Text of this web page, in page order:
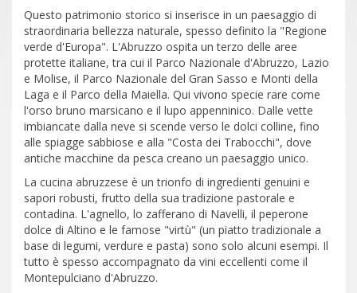
Questo patrimonio storico si inserisce in un paesaggio di
straordinaria bellezza naturale, spesso definito la "Regione
verde d'Europa". L'Abruzzo ospita un terzo delle aree
protette italiane, tra cui il Parco Nazionale d'Abruzzo, Lazio
e Molise, il Parco Nazionale del Gran Sasso e Monti della
Laga e il Parco della Maiella. Qui vivono specie rare come
l'orso bruno marsicano e il lupo appenninico. Dalle vette
imbiancate dalla neve si scende verso le dolci colline, fino
alle spiagge sabbiose e alla "Costa dei Trabocchi", dove
antiche macchine da pesca creano un paesaggio unico.
La cucina abruzzese è un trionfo di ingredienti genuini e
sapori robusti, frutto della sua tradizione pastorale e
contadina. L'agnello, lo zafferano di Navelli, il peperone
dolce di Altino e le famose "virtù" (un piatto tradizionale a
base di legumi, verdure e pasta) sono solo alcuni esempi. Il
tutto è spesso accompagnato da vini eccellenti come il
Montepulciano d'Abruzzo.